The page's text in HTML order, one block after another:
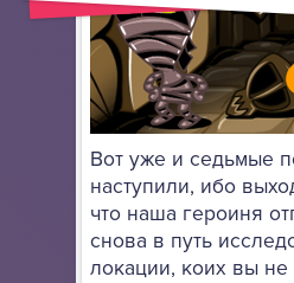
Вот уже и седьмые
наступили, ибо
что наша героиня
снова в путь
локации, коих вы